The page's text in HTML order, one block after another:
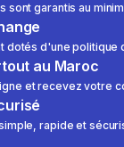
sont garantis au
dotés d'une politique
au Maroc
et recevez votre
rapide et